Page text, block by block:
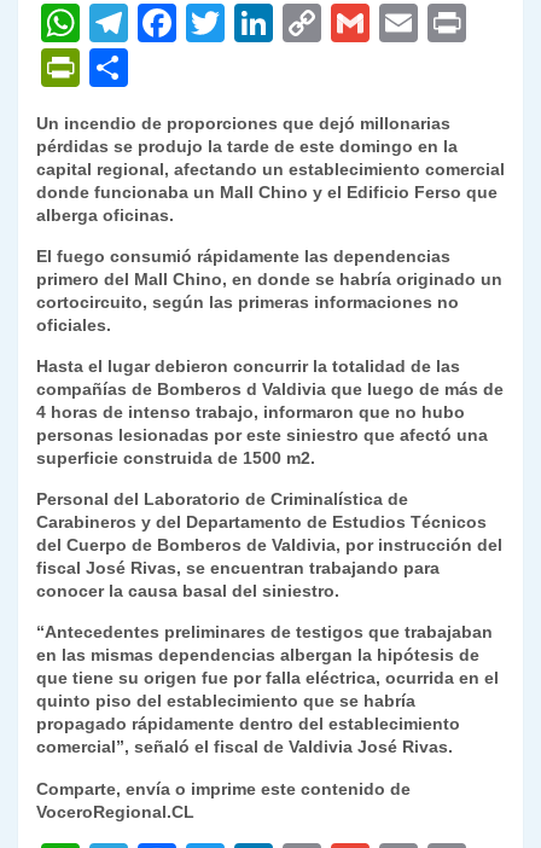
W
h
at
s
A
p
p
T
gr
a
m
F
e
b
o
k
T
er
Li
e
dI
C
y
Li
k
G
l
E
l
P
nt
Fr
ie
n
dl
y
o
m
p
ar
tir
Un incendio de proporciones que dejó millonarias
pérdidas se produjo la tarde de este domingo en la
capital regional, afectando un establecimiento comercial
donde funcionaba un Mall Chino y el Edificio Ferso que
alberga oficinas.
El fuego consumió rápidamente las dependencias
primero del Mall Chino, en donde se habría originado un
cortocircuito, según las primeras informaciones no
oficiales.
Hasta el lugar debieron concurrir la totalidad de las
compañías de Bomberos d Valdivia que luego de más de
4 horas de intenso trabajo, informaron que no hubo
personas lesionadas por este siniestro que afectó una
superficie construida de 1500 m2.
Personal del Laboratorio de Criminalística de
Carabineros y del Departamento de Estudios Técnicos
del Cuerpo de Bomberos de Valdivia, por instrucción del
fiscal José Rivas, se encuentran trabajando para
conocer la causa basal del siniestro.
“Antecedentes preliminares de testigos que trabajaban
en las mismas dependencias albergan la hipótesis de
que tiene su origen fue por falla eléctrica, ocurrida en el
quinto piso del establecimiento que se habría
propagado rápidamente dentro del establecimiento
comercial”, señaló el fiscal de Valdivia José Rivas.
Comparte, envía o imprime este contenido de
VoceroRegional.CL